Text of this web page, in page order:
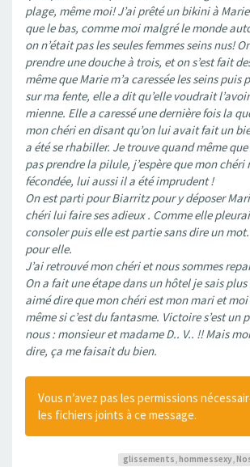
plage, même moi! J’ai prêté un bikini à
que le bas, comme moi malgré le monde
on n’était pas les seules femmes seins nus!
prendre une douche à trois, et on s’est fait
même que Marie m’a caressée les seins puis
sur ma fente, elle a dit qu’elle voudrait
mienne. Elle a caressé une dernière fois la
mon chéri en disant qu’on lui avait fait un
a été se rhabiller. Je trouve quand même que
pas prendre la pilule, j’espère que mon chéri
fécondée, lui aussi il a été imprudent !
On est parti pour Biarritz pour y déposer
chéri lui faire ses adieux . Comme elle
consoler puis elle est partie sans dire un
pour elle.
J’ai retrouvé mon chéri et nous sommes
On a fait une étape dans un hôtel je sais plus
aimé dire que mon chéri est mon mari et moi
même si c’est du fantasme. Victoire s’est un
nous : monsieur et madame D.. V.. !! Mais
dire, ça me faisait du bien.
Vous n’avez pas les permissions
les fichiers joints à ce message.
glissements, hommessexy,